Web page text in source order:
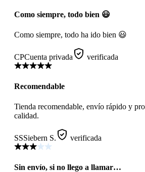
Como siempre, todo bien 😃
Como siempre, todo ha ido bien 😃
CPCuenta privada verificada
Recomendable
Tienda recomendable, envío rápido y
calidad.
SSSiebern S. verificada
Sin envío, si no llego a llamar…